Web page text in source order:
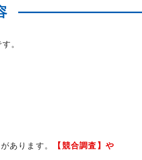
。
あります。
【競合調査】や